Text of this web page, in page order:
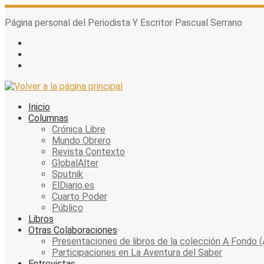
Skip
to
Página personal del Periodista Y Escritor Pascual Serrano
Inicio
Columnas
Crónica Libre
Mundo Obrero
Revista Contexto
GlobalAlter
Sputnik
ElDiario.es
Cuarto Poder
Público
Libros
Otras Colaboraciones
Presentaciones de libros de la colección A Fondo
Participaciones en La Aventura del Saber